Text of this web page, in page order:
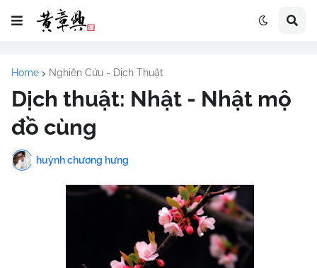
Home Nghiên Cứu - Dịch Thuật
Dịch thuật: Nhật - Nhật mộ
đồ cùng
huỳnh chương hưng